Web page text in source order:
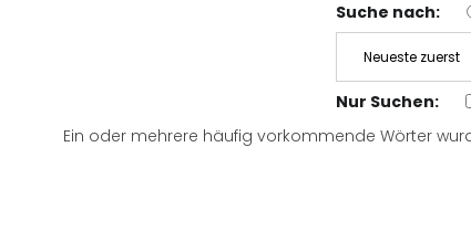
Suche nach:
Nur Suchen:
Ein oder mehrere häufig vorkommende Wörter